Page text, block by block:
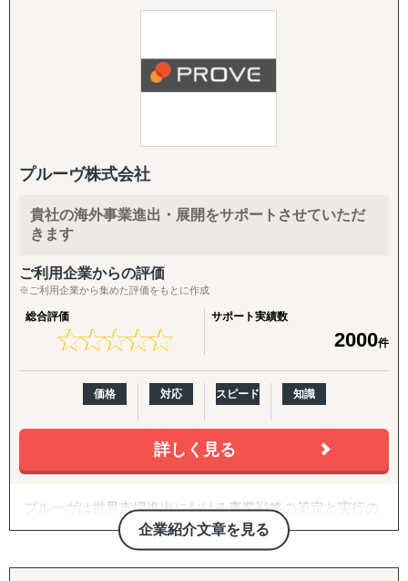
進出を考えている市場をマクロ的視点、ミクロ的視点から
岐にわたる範囲に対応しております。
「どういった情報があれば、適切な事業判断が下せるの
市場調査では、有識者へのヒアリングなど多くのサービス
を展開しておりますが、貴社にとって適切な調査・分析を
ご提案させていただきます。
「バイアスがかかった状態で判断してしまっていそう」と
いったお悩みを抱えるご担当者の方は、壁打ちからでも対
②競合調査
「競合がなぜ成功・失敗したのかわからない」といったご
相談をよくいただきます。
弊社の競合調査では、競合の戦略を徹底的に解剖し、貴社
のマーケティング戦略の支援まで実施します。
サービス内容としては、業界の第一線を走る方への一次取
材などをご提供しております。
また、他社が関わる分野の調査ということもあり、匿名性
や守秘義務も徹底遵守しています。そのため、クライアン
トからも大変好評をいただいております。
③アライアンス支援
双方に適切なパートナーシップ構築であることをポリシー
数多くの企業と提携を結んでいる弊社が、貴社の適切なパ
グロスペリティの特長は、**市場調査・戦略策定から、EC
「一気通貫の支援体制」**にあります。情報提供にとどま
らず、現地ネットワークを活用して「実際に売れる状態」
1. 海外営業代行（B2B）
ターゲットリストの作成から、オンライン・現地でのアプ
ローチ、商談同席・クロージング、取引仲介スキームによ
る商流構築、継続的な取引先フォローまでを代行します。
「商談化」「販路開拓」という成果に直結する実行支援で
2. パートナー開拓支援
海外展開の成否を分けるのは「正しいパートナーとの掛け
合わせ」です。開拓戦略の策定、ターゲットリストの優先
度付け、アプローチ代行、契約・スキーム構築、そして開
拓後の現地事業開発（定例会・プロジェクト管理・ロード
マップ策定・交渉代行・ローカライズ支援）までを伴走し
3. 越境EC支援（B2C）
米国Amazonを中心に、アカウント開設・商品ページ作
した物流設計、運用・販促・販売データ分析までを一気通
貫で対応。Walmart ECや自社EC（Shopify構築・運用）に
海外展開を目指す企業と海外市場を結ぶ架け橋として2015
物流と営業代行を融合させた独自のサービスで、
これまで多くの企業の海外進出を成功に導いてきました。
【圧倒的な台湾ネットワーク】
創業以来、台湾に毎月渡航し構築してきた強固なパートナ
ーシップにより、
他社では提供できない販路開拓ルートを確保。食品、酒、
米、庭木、観賞魚などの特殊分野でも確かな実績を持ち、
【貿易業界の"異端児"としての挑戦】
常識にとらわれない発想で、通常の貿易会社では対応困難
な案件にも果敢に挑戦。
生き物・植物の輸出入や、特殊貨物の取扱いなど、
専門性の高いサービスを提供しています。
【両方向のビジネス支援】
日本から海外への展開支援だけでなく、海外企業の日本進
輸入→保管→ピッキング→発送までのワンストップ物流体
、EC販売やオムニチャネル展開もスムーズに実現します。
プルーヴ株式会社
貴社の海外事業進出・展開をサポートさせていただ
きます
ご利用企業からの評価
※ご利用企業から集めた評価をもとに作成
総合評価
★★★★★
★★★★★
サポート実績数
2000件
価格 対応 スピード 知識
詳しく見る
企業紹介文章を見る
プルーヴは世界市場進出における事業戦略の策定と実行の
サポートを行っている企業です。
「グローバルを身近に」をミッションとし、「現地事情」
に精通したコンサルタントと「現地パートナー」との密な